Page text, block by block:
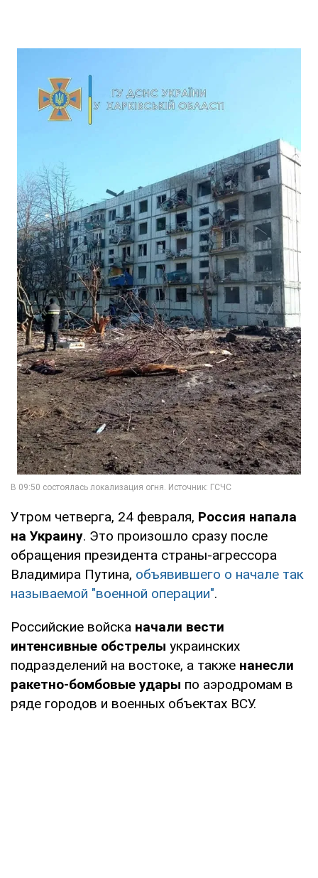
Утром четверга, 24 февраля, Россия напала
на Украину. Это произошло сразу после
обращения президента страны-агрессора
Владимира Путина, объявившего о начале так
называемой "военной операции".
Российские войска начали вести
интенсивные обстрелы украинских
подразделений на востоке, а также нанесли
ракетно-бомбовые удары по аэродромам в
ряде городов и военных объектах ВСУ.